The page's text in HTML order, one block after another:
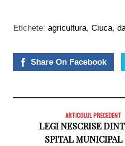
Etichete: agricultura, Ciuca,
Share On Facebook
ARTICOLUL PRECEDENT
LEGI NESCRISE
SPITAL MUNICIPAL